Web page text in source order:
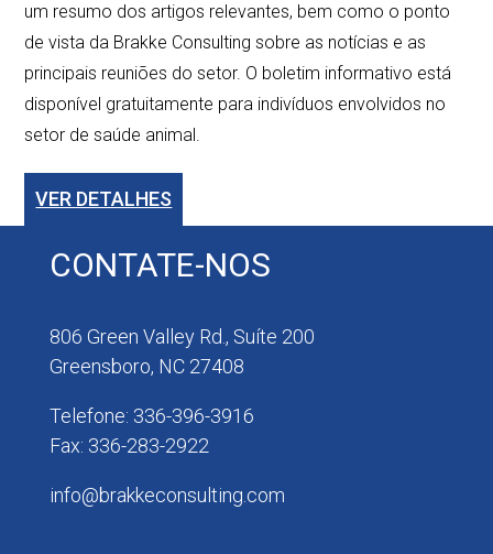
um resumo dos artigos relevantes, bem como o ponto
de vista da Brakke Consulting sobre as notícias e as
principais reuniões do setor. O boletim informativo está
disponível gratuitamente para indivíduos envolvidos no
setor de saúde animal.
VER DETALHES
CONTATE-NOS
806 Green Valley Rd., Suíte 200
Greensboro, NC 27408
Telefone: 336-396-3916
Fax: 336-283-2922
info@brakkeconsulting.com